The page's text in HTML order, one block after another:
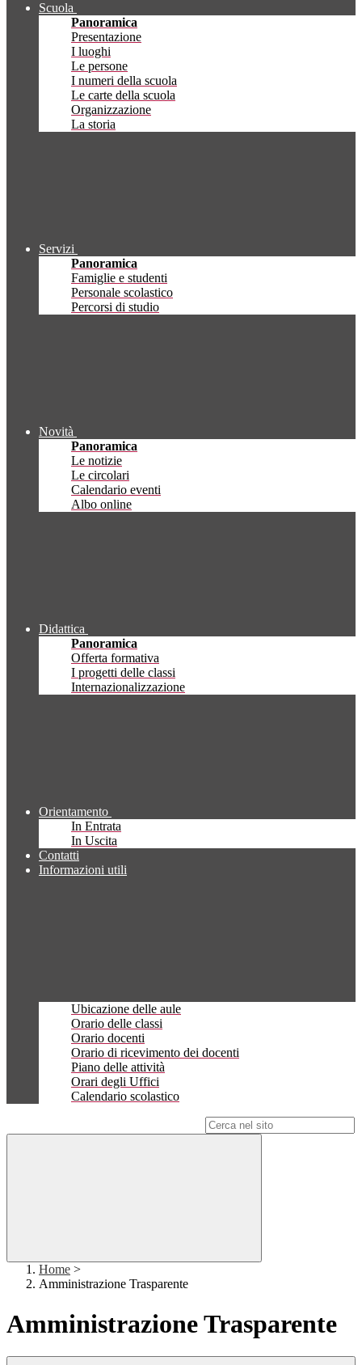
Scuola
Panoramica
Presentazione
I luoghi
Le persone
I numeri della scuola
Le carte della scuola
Organizzazione
La storia
Servizi
Panoramica
Famiglie e studenti
Personale scolastico
Percorsi di studio
Novità
Panoramica
Le notizie
Le circolari
Calendario eventi
Albo online
Didattica
Panoramica
Offerta formativa
I progetti delle classi
Internazionalizzazione
Orientamento
In Entrata
In Uscita
Contatti
Informazioni utili
Ubicazione delle aule
Orario delle classi
Orario docenti
Orario di ricevimento dei docenti
Piano delle attività
Orari degli Uffici
Calendario scolastico
Home >
Amministrazione Trasparente
Amministrazione Trasparente